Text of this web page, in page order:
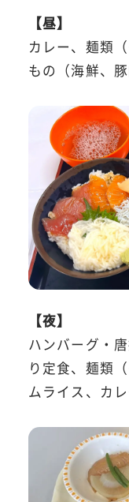
【昼】
カレー、麺類
もの（海鮮、
【夜】
ハンバーグ・
り定食、麺類
ムライス、カ